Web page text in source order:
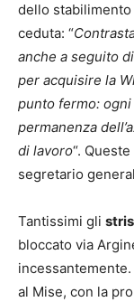
dello
ceduta: “
anche a seguito
per acquisire la
punto fermo:
permanenza
di lavoro“.
segretario
Tantissimi gli
bloccato via
al Mise, con la